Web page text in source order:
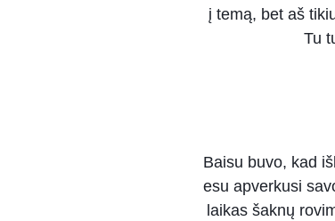
į temą, bet aš
Tu
Baisu buvo, kad
esu apverkusi
laikas šaknų